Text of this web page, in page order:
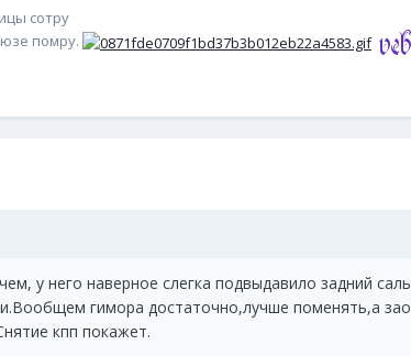
сотру
помру.
у него наверное слегка подвыдавило задний
гимора достаточно,лучше поменять,а
кпп покажет.